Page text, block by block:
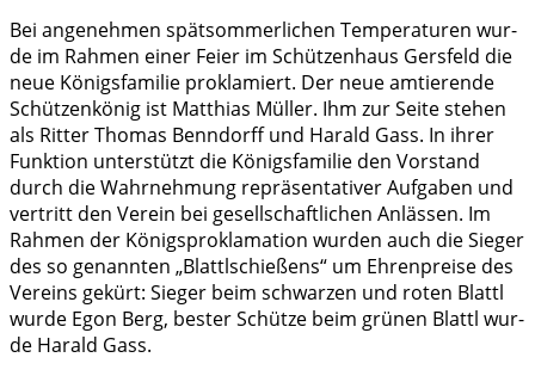
Bei ange­neh­men spät­som­mer­li­chen Tem­pe­ra­tu­ren wur­
de im Rah­men einer Fei­er im Schüt­zen­haus Gers­feld die
neue Königs­fa­mi­lie pro­kla­miert. Der neue amtie­ren­de
Schüt­zen­kö­nig ist Mat­thi­as Mül­ler. Ihm zur Sei­te ste­hen
als Rit­ter Tho­mas Ben­n­dorff und Harald Gass. In ihrer
Funk­ti­on unter­stützt die Königs­fa­mi­lie den Vor­stand
durch die Wahr­neh­mung reprä­sen­ta­ti­ver Auf­ga­ben und
ver­tritt den Ver­ein bei gesell­schaft­li­chen Anläs­sen. Im
Rah­men der Königs­pro­kla­ma­ti­on wur­den auch die Sie­ger
des so genann­ten „Blattl­schie­ßens“ um Ehren­prei­se des
Ver­eins gekürt: Sie­ger beim schwar­zen und roten Blattl
wur­de Egon Berg, bes­ter Schüt­ze beim grü­nen Blattl wur­
de Harald Gass.